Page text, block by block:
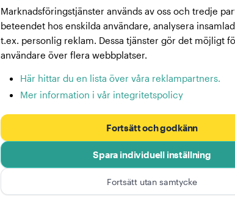
Marknadsföringstjänster används av oss och tredje
beteendet hos enskilda användare, analysera
t.ex. personlig reklam. Dessa tjänster gör det möjligt
användare över flera webbplatser.
Här hittar du en lista över våra reklampartners.
Mer information i vår integritetspolicy
Fortsätt och godkänn
Spara individuell inställning
Fortsätt utan samtycke